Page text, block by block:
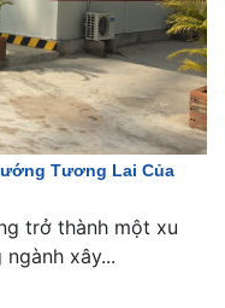
Tương Lai Của
trở thành một xu
xây...